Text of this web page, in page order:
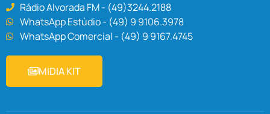
Rádio Alvorada FM - (49)3244.2188
WhatsApp Estúdio - (49) 9 9106.3978
WhatsApp Comercial - (49) 9 9167.4745
MIDIA KIT